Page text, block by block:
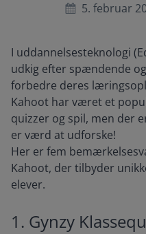
5. februar
I uddannelsesteknologi
udkig efter spændende
forbedre deres
Kahoot har været et
quizzer og spil, men der
er værd at udforske!
Her er fem
Kahoot, der tilbyder
elever.
1. Gynzy